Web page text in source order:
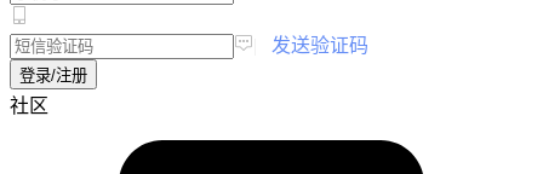
发送验证码
登录/注册
社区